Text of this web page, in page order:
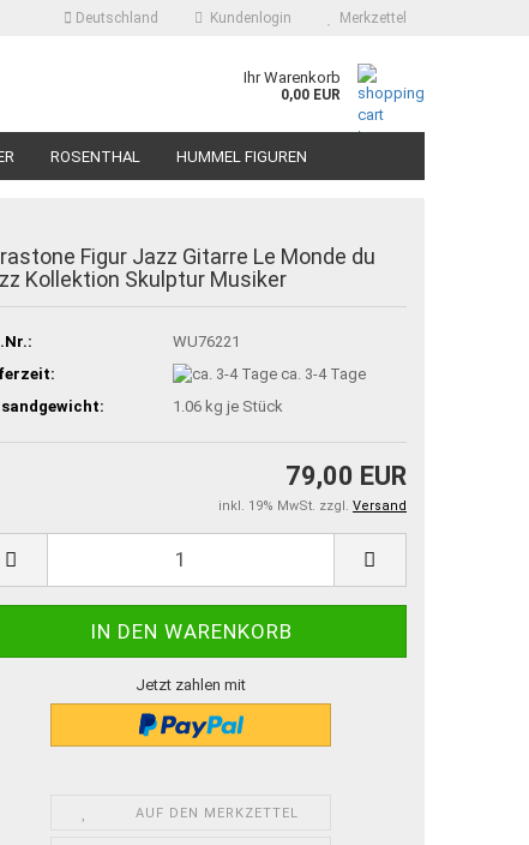
Deutschland Kundenlogin Merkzettel
Ihr Warenkorb
0,00 EUR
ROSENTHAL HUMMEL FIGUREN
Figur Jazz Gitarre Le Monde du
Kollektion Skulptur Musiker
WU76221
ca. 3-4 Tage
1.06 kg je Stück
79,00 EUR
inkl. 19% MwSt. zzgl. Versand
Jetzt zahlen mit
AUF DEN MERKZETTEL